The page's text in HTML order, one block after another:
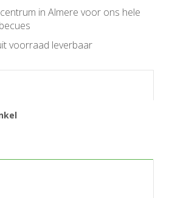
in Almere voor ons hele
voorraad leverbaar